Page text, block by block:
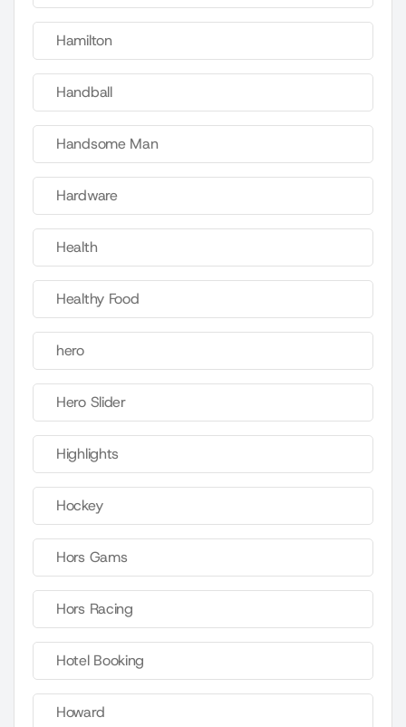
Hamilton
Handball
Handsome Man
Hardware
Health
Healthy Food
hero
Hero Slider
Highlights
Hockey
Hors Gams
Hors Racing
Hotel Booking
Howard